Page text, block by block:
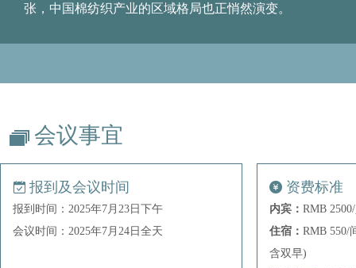
张，中国棉纺织产业的区域格局也正悄然演变。
会议事宜
报到及会议时间
报到时间：2025年7月23日下午
会议时间：2025年7月24日全天
资费标准
内宾： RMB
住宿： RMB 550/
含双早)
阿克苏纺织工业城（开发区）管理委员会
北京海鹏私募基金管理有限公司
北京中棉易通信息科技有限公司
大地期货有限公司